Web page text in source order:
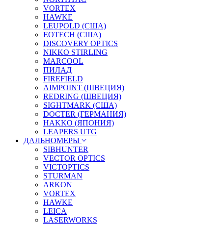
VORTEX
HAWKE
LEUPOLD (США)
EOTECH (США)
DISCOVERY OPTICS
NIKKO STIRLING
MARCOOL
ПИЛАД
FIREFIELD
AIMPOINT (ШВЕЦИЯ)
REDRING (ШВЕЦИЯ)
SIGHTMARK (США)
DOCTER (ГЕРМАНИЯ)
HAKKO (ЯПОНИЯ)
LEAPERS UTG
ДАЛЬНОМЕРЫ
SIBHUNTER
VECTOR OPTICS
VICTOPTICS
STURMAN
ARKON
VORTEX
HAWKE
LEICA
LASERWORKS